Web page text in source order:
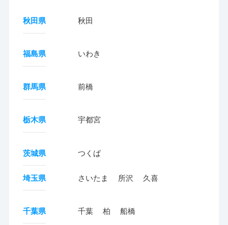
秋田県 秋田
福島県 いわき
群馬県 前橋
栃木県 宇都宮
茨城県 つくば
埼玉県 さいたま 所沢 久喜
千葉県 千葉 柏 船橋